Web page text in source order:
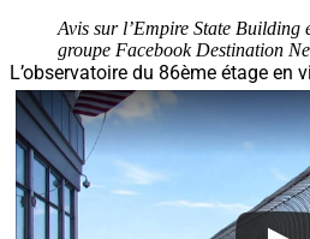
Avis sur l’Empire State Building
groupe Facebook Destination
L’observatoire du 86ème étage en